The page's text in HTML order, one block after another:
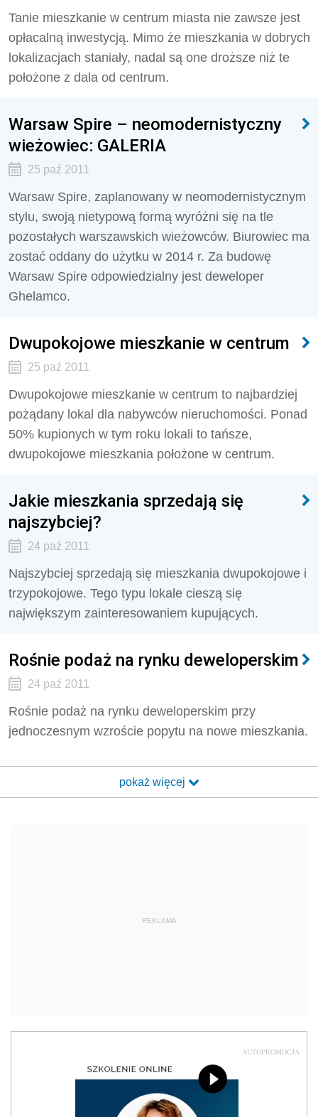
Tanie mieszkanie w centrum miasta nie zawsze jest
opłacalną inwestycją. Mimo że mieszkania w dobrych
lokalizacjach staniały, nadal są one droższe niż te
położone z dala od centrum.
Warsaw Spire – neomodernistyczny
wieżowiec: GALERIA
25 paź 2011
Warsaw Spire, zaplanowany w neomodernistycznym
stylu, swoją nietypową formą wyróżni się na tle
pozostałych warszawskich wieżowców. Biurowiec ma
zostać oddany do użytku w 2014 r. Za budowę
Warsaw Spire odpowiedzialny jest deweloper
Ghelamco.
Dwupokojowe mieszkanie w centrum
25 paź 2011
Dwupokojowe mieszkanie w centrum to najbardziej
pożądany lokal dla nabywców nieruchomości. Ponad
50% kupionych w tym roku lokali to tańsze,
dwupokojowe mieszkania położone w centrum.
Jakie mieszkania sprzedają się
najszybciej?
24 paź 2011
Najszybciej sprzedają się mieszkania dwupokojowe i
trzypokojowe. Tego typu lokale cieszą się
największym zainteresowaniem kupujących.
Rośnie podaż na rynku deweloperskim
24 paź 2011
Rośnie podaż na rynku deweloperskim przy
jednoczesnym wzroście popytu na nowe mieszkania.
pokaż więcej
REKLAMA
AUTOPROMOCJA